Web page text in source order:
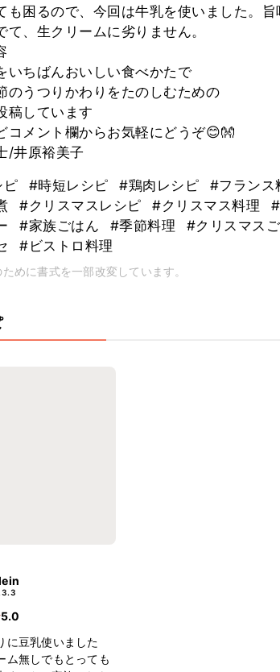
も困るので、今回は牛乳を使いました。
て、生クリームに劣りません。
いちばんおいしい食べかたで
のうつりかわりをたのしむための
稿しています
コメント欄からお気軽にどうぞ😊👐
/井原裕美子
ピ #時短レシピ #鶏肉レシピ #フランス
#クリスマスレシピ #クリスマス料理
#家族ごはん #季節料理 #クリスマス
#ビストロ料理
めに書式を一部改変しています。
5.0
に豆乳使いました
ム無しでもとっても